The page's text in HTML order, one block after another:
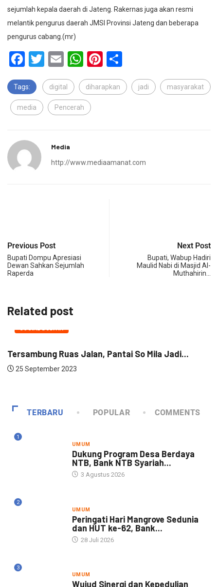
sejumlah kepala daerah di Jateng. Rakernas juga akan resmi
melantik pengurus daerah JMSI Provinsi Jateng dan beberapa
pengurus cabang.(mr)
Facebook
Twitter
EmailWhatsApp
Pinterest
Tags: digital diharapkan jadi masyarakat
media Pencerah
Media
http://www.mediaamanat.com
Previous Post
Bupati Dompu Apresiasi
Dewan Sahkan Sejumlah
Raperda
Next Post
Bupati, Wabup Hadiri
Maulid Nabi di Masjid Al-
Muthahirin…
Related post
SOSIAL BUDAYA
Tersambung Ruas Jalan, Pantai So Mila Jadi...
25 September 2023
TERBARU POPULAR COMMENTS
1
UMUM
Dukung Program Desa Berdaya
NTB, Bank NTB Syariah...
3 Agustus 2026
2
UMUM
Peringati Hari Mangrove Sedunia
dan HUT ke-62, Bank...
28 Juli 2026
3
UMUM
Wujud Sinergi dan Kepedulian